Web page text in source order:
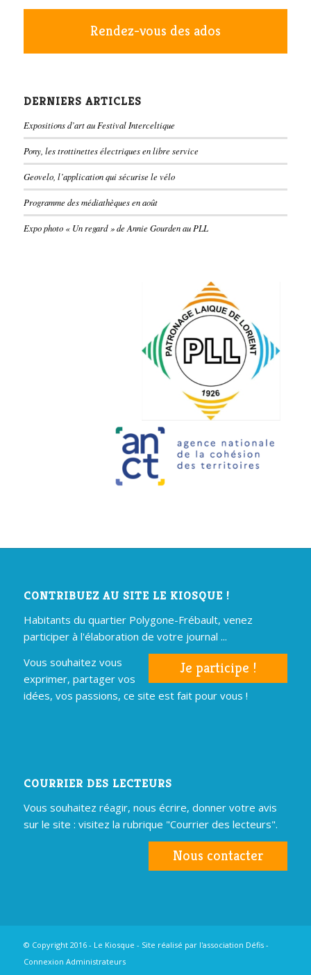
Rendez-vous des ados
DERNIERS ARTICLES
Expositions d’art au Festival Interceltique
Pony, les trottinettes électriques en libre service
Geovelo, l’application qui sécurise le vélo
Programme des médiathèques en août
Expo photo « Un regard » de Annie Gourden au PLL
CONTRIBUEZ AU SITE LE KIOSQUE !
Habitants du quartier Polygone-Frébault, venez
participer à l'élaboration de votre journal ...
Je participe !
Vous souhaitez vous
exprimer, partager vos
idées, vos passions, ce site est fait pour vous !
COURRIER DES LECTEURS
Vous souhaitez réagir, nous écrire, donner votre avis
sur le site : visitez la rubrique "Courrier des lecteurs".
Nous contacter
© Copyright 2016 - Le Kiosque - Site réalisé par l'association Défis-
Connexion Administrateurs